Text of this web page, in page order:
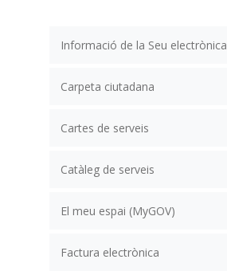
Informació de la Seu electrònica
Carpeta ciutadana
Cartes de serveis
Catàleg de serveis
El meu espai (MyGOV)
Factura electrònica